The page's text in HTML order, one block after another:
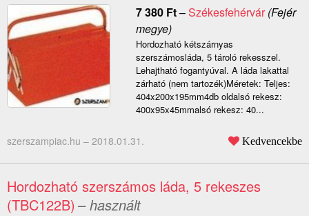
7 380 Ft–Székesfehérvár(Fejér
megye)
Hordozható kétszárnyas
szerszámosláda, 5 tároló rekesszel.
Lehajtható fogantyúval. A láda lakattal
zárható (nem tartozék)Méretek: Teljes:
404x200x195mm4db oldalsó rekesz:
400x95x45mmalsó rekesz: 40...
szerszampiac.hu – 2018.01.31. Kedvencekbe
Hordozható szerszámos láda, 5 rekeszes
(TBC122B) – használt